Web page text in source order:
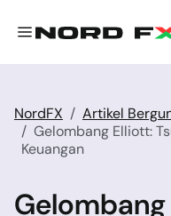
NordFX
Artikel
Gelombang Elliott:
Keuangan